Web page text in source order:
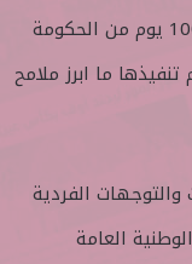
◄ نبدأ بالسياسة الخارجية التونسية بعد 100 يوم من الحكومة
ما ابرز ملامح
والتوجهات الفردية
العامة